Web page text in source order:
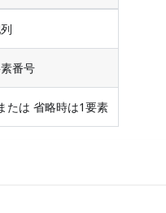
番号
たは 省略時は1要素